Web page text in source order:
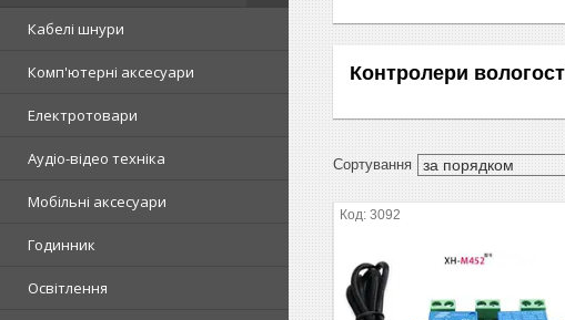
Кабелі шнури
Комп'ютерні аксесуари
Електротовари
Аудіо-відео техніка
Мобільні аксесуари
Годинник
Освітлення
Контролери
3092